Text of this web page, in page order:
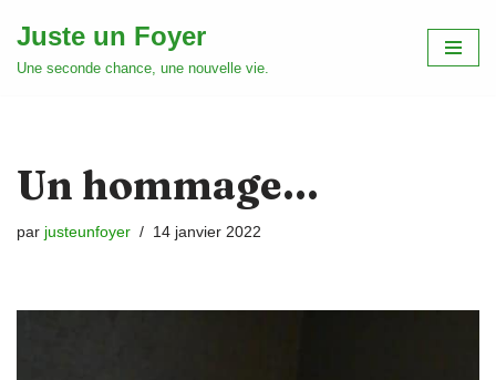
Aller
Juste un Foyer
Une seconde chance, une nouvelle vie.
Un hommage…
par justeunfoyer 14 janvier 2022